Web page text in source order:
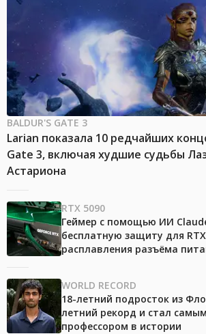
BALDUR'S GATE 3
Larian показала 10 редчайших
Gate 3, включая худшие судьбы
Астариона
RTX 5090
Геймер с помощью ИИ
бесплатную защиту для
расплавления разъёма
WORLD RECORD
18-летний подросток из
летний рекорд и стал
профессором в истории